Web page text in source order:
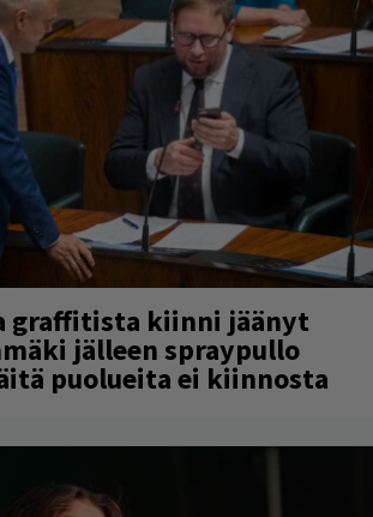
graffitista kiinni jäänyt
jälleen spraypullo
puolueita ei kiinnosta